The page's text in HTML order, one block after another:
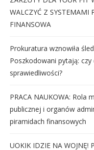
WALCZYĆ Z SYSTEMAMI
FINANSOWA
Prokuratura wznowiła
Poszkodowani pytają:
sprawiedliwości?
PRACA NAUKOWA:
publicznej i organów
piramidach finansowych
UOKIK IDZIE NA WOJNĘ!